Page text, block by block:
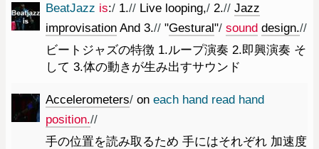
BeatJazz is:/ 1.// Live looping,/ 2.// Jazz
improvisation And 3.// "Gestural"/ sound design.//
ビートジャズの特徴 1.ループ演奏 2.即興演奏 そ
して 3.体の動きが生み出すサウンド
Accelerometers/ on each hand read hand
position.//
手の位置を読み取るため 手にはそれぞれ 加速度